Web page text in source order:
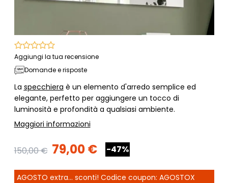
Aggiungi la tua recensione
Domande e risposte
La specchiera è un elemento d'arredo semplice ed
elegante, perfetto per aggiungere un tocco di
luminosità e profondità a qualsiasi ambiente.
Maggiori informazioni
150,00 € 79,00 € -47%
AGOSTO extra... sconti! Codice coupon: AGOSTOX